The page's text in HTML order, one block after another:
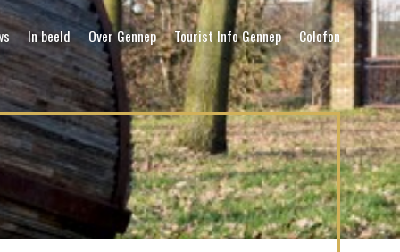
In beeld Over Gennep Tourist Info Gennep Colofon